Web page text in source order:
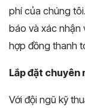
phí của chúng
báo và xác nhận
hợp đồng thanh
Lắp đặt chuyên
Với đội ngũ kỹ